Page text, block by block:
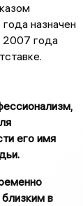
назначен
2007 года
его имя
в